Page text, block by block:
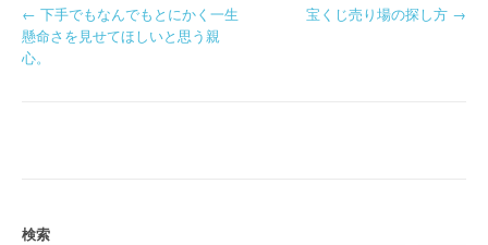
P
o
a
← 下手でもなんでもとにかく一生
懸命さを見せてほしいと思う親
心。
宝くじ売り場の探し方 →
検索